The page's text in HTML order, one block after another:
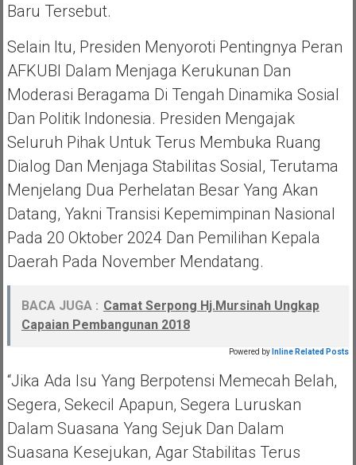
Baru Tersebut.
Selain Itu, Presiden Menyoroti Pentingnya Peran
AFKUBI Dalam Menjaga Kerukunan Dan
Moderasi Beragama Di Tengah Dinamika Sosial
Dan Politik Indonesia. Presiden Mengajak
Seluruh Pihak Untuk Terus Membuka Ruang
Dialog Dan Menjaga Stabilitas Sosial, Terutama
Menjelang Dua Perhelatan Besar Yang Akan
Datang, Yakni Transisi Kepemimpinan Nasional
Pada 20 Oktober 2024 Dan Pemilihan Kepala
Daerah Pada November Mendatang.
BACA JUGA : Camat Serpong Hj.Mursinah Ungkap
Capaian Pembangunan 2018
Powered by Inline Related Posts
“Jika Ada Isu Yang Berpotensi Memecah Belah,
Segera, Sekecil Apapun, Segera Luruskan
Dalam Suasana Yang Sejuk Dan Dalam
Suasana Kesejukan, Agar Stabilitas Terus